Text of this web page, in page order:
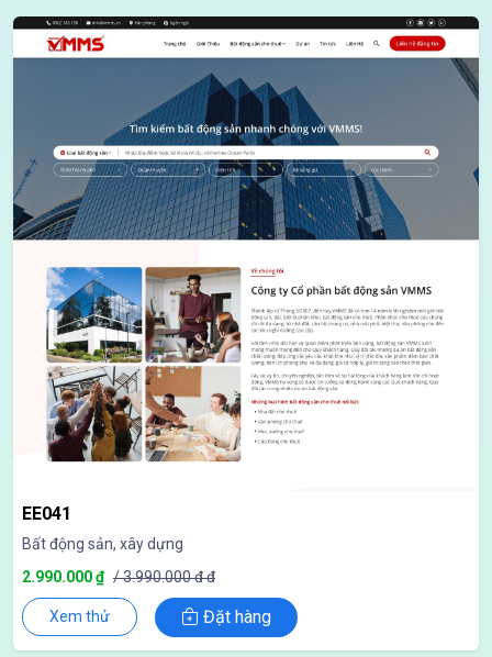
EE041
Bất động sản, xây dựng
2.990.000 ₫ / 3.990.000 đ đ
Xem thử Đặt hàng